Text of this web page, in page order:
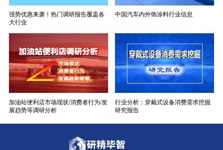
强势优惠来袭！热门调研报告覆盖各
大行业
中国汽车内外饰涂料行业信息
加油站便利店市场现状/消费者行为/发
展趋势等调研分析
行业分析：穿戴式设备消费需求挖掘
研究报告